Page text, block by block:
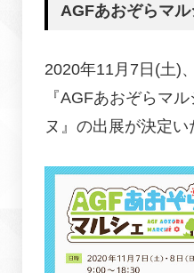
AGFあおぞらマル
2020年11月7日(土)
『AGFあおぞらマ
ヌ 』の出展が決定い